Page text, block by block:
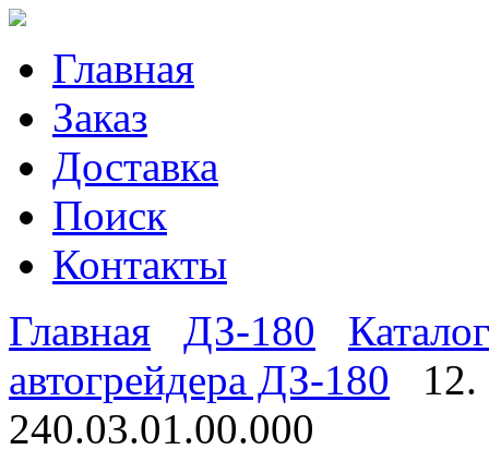
Главная
Заказ
Доставка
Поиск
Контакты
Главная
ДЗ-180
автогрейдера ДЗ-180
12.
240.03.01.00.000